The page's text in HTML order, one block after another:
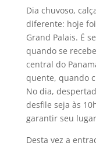
Dia chuvoso,
diferente: hoje
Grand Palais. É
quando se
central do
quente, quando
No dia,
desfile seja às
garantir seu
Desta vez a